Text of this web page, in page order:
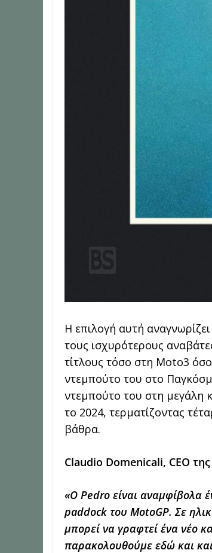
Η επιλογή αυτή
τους ισχυρότερους
τίτλους τόσο στη Moto3
ντεμπούτο του στο
ντεμπούτο του στη μεγάλη
το 2024, τερματίζοντας
βάθρα.
Claudio Domenicali, CEO
«Ο Pedro είναι αναμφίβολα
paddock του MotoGP. Σε
μπορεί να γραφτεί ένα νέο
παρακολουθούμε εδώ και